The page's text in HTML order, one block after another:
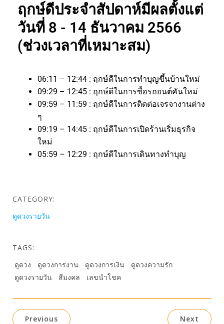
ฤกษ์ดีประจำสัปดาห์มีผลตั้งแต่
วันที่ 8 - 14 ธันวาคม 2566
(ช่วงเวลาที่เหมาะสม)
06:11 – 12:44 : ฤกษ์ดีในการทำบุญขึ้นบ้านใหม่
09:29 – 12:45 : ฤกษ์ดีในการซื้อรถยนต์คันใหม่
09:59 – 11:59 : ฤกษ์ดีในการติดต่อเจรจางานต่าง
ๆ
09:19 – 14:45 : ฤกษ์ดีในการเปิดร้านเริ่มธุรกิจ
ใหม่
05:59 – 12:29 : ฤกษ์ดีในการเดินทางทำบุญ
CATEGORY:
ดูดวงรายวัน
TAGS:
ดูดวง
ดูดวงการงาน ดูดวงการเงิน
ดูดวงความรัก
ดูดวงรายวัน
สีมงคล เลขนำโชค
Previous Next